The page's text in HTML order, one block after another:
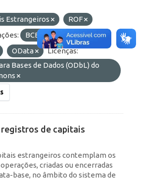
Estrangeiros
ROF
BCB/Dstat
Formatos:
OData
Licenças:
Bases de Dados (ODbL) do
de capitais
estrangeiros contemplam os
criadas ou encerradas
base, no âmbito do sistema de